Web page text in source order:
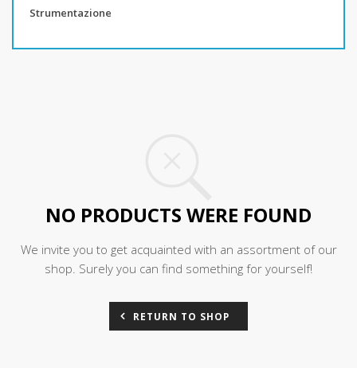
NO PRODUCTS WERE FOUND
We invite you to get acquainted with an assortment of our
shop. Surely you can find something for yourself!
RETURN TO SHOP
Strumentazione